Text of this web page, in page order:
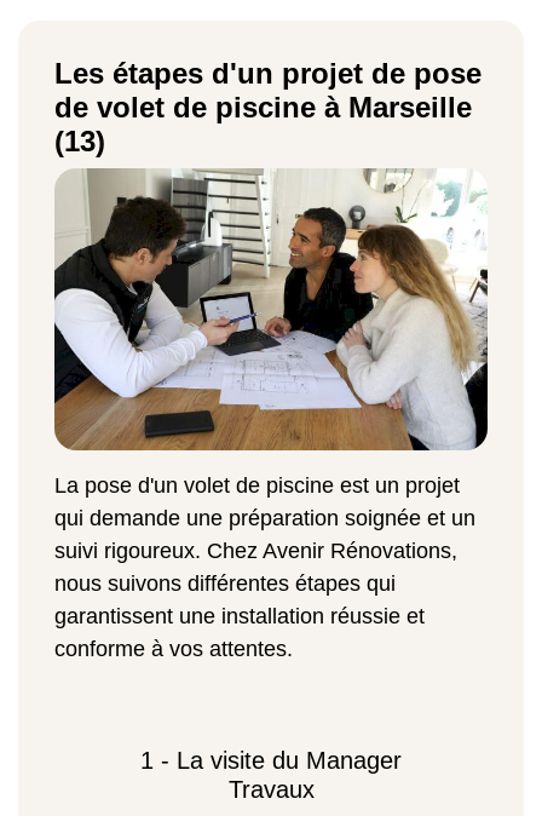
Les étapes d'un projet de pose
de volet de piscine à Marseille
(13)
La pose d'un volet de piscine est un projet
qui demande une préparation soignée et un
suivi rigoureux. Chez Avenir Rénovations,
nous suivons différentes étapes qui
garantissent une installation réussie et
conforme à vos attentes.
1 - La visite du Manager
Travaux